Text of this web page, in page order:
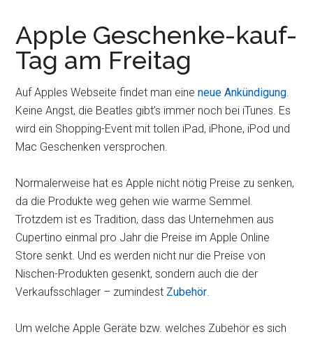
Apple Geschenke-kauf-
Tag am Freitag
Auf Apples Webseite findet man eineneue Ankündigung.
Keine Angst, die Beatles gibt’s immer noch bei iTunes. Es
wird ein Shopping-Event mit tollen iPad, iPhone, iPod und
Mac Geschenken versprochen.
Normalerweise hat es Apple nicht nötig Preise zu senken,
da die Produkte weg gehen wie warme Semmel.
Trotzdem ist es Tradition, dass das Unternehmen aus
Cupertino einmal pro Jahr die Preise im Apple Online
Store senkt. Und es werden nicht nur die Preise von
Nischen-Produkten gesenkt, sondern auch die der
Verkaufsschlager – zumindest Zubehör.
Um welche Apple Geräte bzw. welches Zubehör es sich